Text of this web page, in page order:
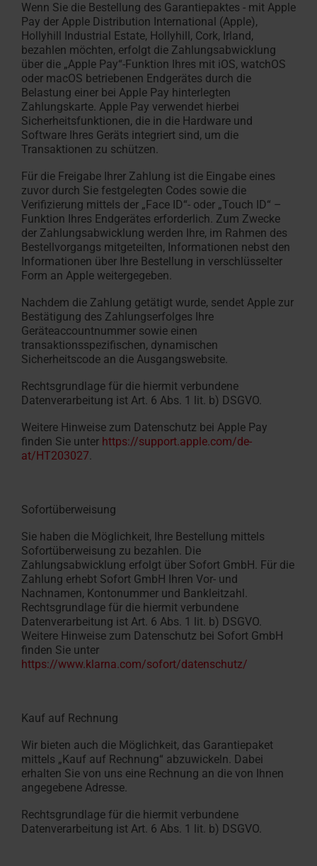
Wenn Sie die Bestellung des Garantiepaktes - mit Apple
Pay der Apple Distribution International (Apple),
Hollyhill Industrial Estate, Hollyhill, Cork, Irland,
bezahlen möchten, erfolgt die Zahlungsabwicklung
über die „Apple Pay“-Funktion Ihres mit iOS, watchOS
oder macOS betriebenen Endgerätes durch die
Belastung einer bei Apple Pay hinterlegten
Zahlungskarte. Apple Pay verwendet hierbei
Sicherheitsfunktionen, die in die Hardware und
Software Ihres Geräts integriert sind, um die
Transaktionen zu schützen.
Für die Freigabe Ihrer Zahlung ist die Eingabe eines
zuvor durch Sie festgelegten Codes sowie die
Verifizierung mittels der „Face ID“- oder „Touch ID“ –
Funktion Ihres Endgerätes erforderlich. Zum Zwecke
der Zahlungsabwicklung werden Ihre, im Rahmen des
Bestellvorgangs mitgeteilten, Informationen nebst den
Informationen über Ihre Bestellung in verschlüsselter
Form an Apple weitergegeben.
Nachdem die Zahlung getätigt wurde, sendet Apple zur
Bestätigung des Zahlungserfolges Ihre
Geräteaccountnummer sowie einen
transaktionsspezifischen, dynamischen
Sicherheitscode an die Ausgangswebsite.
Rechtsgrundlage für die hiermit verbundene
Datenverarbeitung ist Art. 6 Abs. 1 lit. b) DSGVO.
Weitere Hinweise zum Datenschutz bei Apple Pay
finden Sie unter https://support.apple.com/de-
at/HT203027.
Sofortüberweisung
Sie haben die Möglichkeit, Ihre Bestellung mittels
Sofortüberweisung zu bezahlen. Die
Zahlungsabwicklung erfolgt über Sofort GmbH. Für die
Zahlung erhebt Sofort GmbH Ihren Vor- und
Nachnamen, Kontonummer und Bankleitzahl.
Rechtsgrundlage für die hiermit verbundene
Datenverarbeitung ist Art. 6 Abs. 1 lit. b) DSGVO.
Weitere Hinweise zum Datenschutz bei Sofort GmbH
finden Sie unter
https://www.klarna.com/sofort/datenschutz/
Kauf auf Rechnung
Wir bieten auch die Möglichkeit, das Garantiepaket
mittels „Kauf auf Rechnung“ abzuwickeln. Dabei
erhalten Sie von uns eine Rechnung an die von Ihnen
angegebene Adresse.
Rechtsgrundlage für die hiermit verbundene
Datenverarbeitung ist Art. 6 Abs. 1 lit. b) DSGVO.